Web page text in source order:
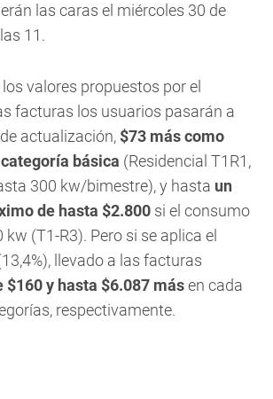
las caras el miércoles 30 de
11.
valores propuestos por el
facturas los usuarios pasarán a
actualización, $73 más como
básica (Residencial T1R1,
300 kw/bimestre), y hasta un
de hasta $2.800 si el consumo
(T1-R3). Pero si se aplica el
llevado a las facturas
$160 y hasta $6.087 másen cada
respectivamente.